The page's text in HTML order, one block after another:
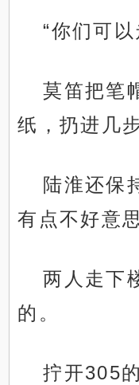
“你们可以
莫笛把笔
纸，扔进几
陆淮还保
有点不好意
两人走下
的。
拧开305